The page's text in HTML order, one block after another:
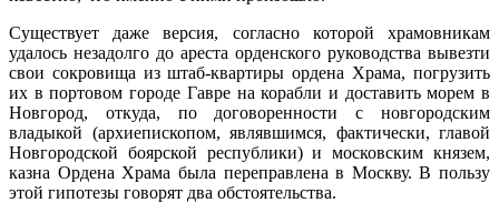
Существует даже версия, согласно которой храмовникам
удалось незадолго до ареста орденского руководства вывезти
свои сокровища из штаб-квартиры ордена Храма, погрузить
их в портовом городе Гавре на корабли и доставить морем в
Новгород, откуда, по договоренности с новгородским
владыкой (архиепископом, являвшимся, фактически, главой
Новгородской боярской республики) и московским князем,
казна Ордена Храма была переправлена в Москву. В пользу
этой гипотезы говорят два обстоятельства.